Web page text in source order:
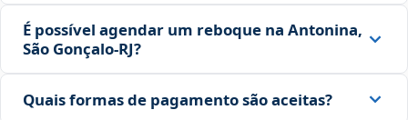
É possível agendar um reboque na Antonina,
São Gonçalo‑RJ?
Quais formas de pagamento são aceitas?